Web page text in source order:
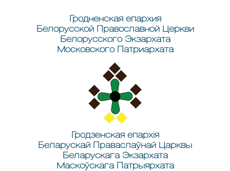
Гродненская епархия
Белорусской Православной Церкви
Белорусского Экзархата
Московского Патриархата
Гродзенская епархія
Беларускай Праваслаўнай Царквы
Беларускага Экзархата
Маскоўскага Патрыярхата